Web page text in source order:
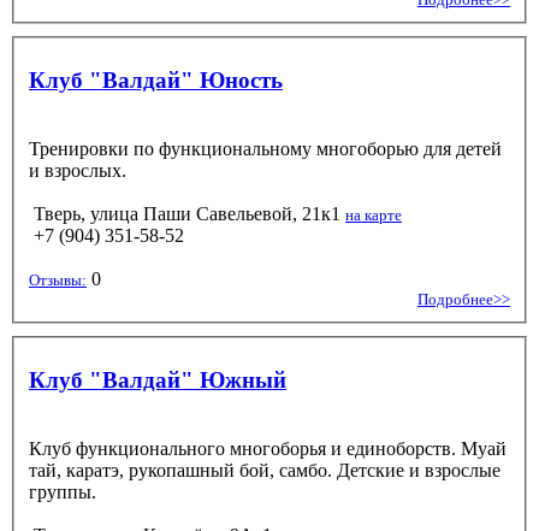
Клуб "Валдай" Юность
Тренировки по функциональному многоборью для детей
и взрослых.
Тверь, улица Паши Савельевой, 21к1 на карте
+7 (904) 351-58-52
Отзывы: 0
Подробнее>>
Клуб "Валдай" Южный
Клуб функционального многоборья и единоборств. Муай
тай, каратэ, рукопашный бой, самбо. Детские и взрослые
группы.